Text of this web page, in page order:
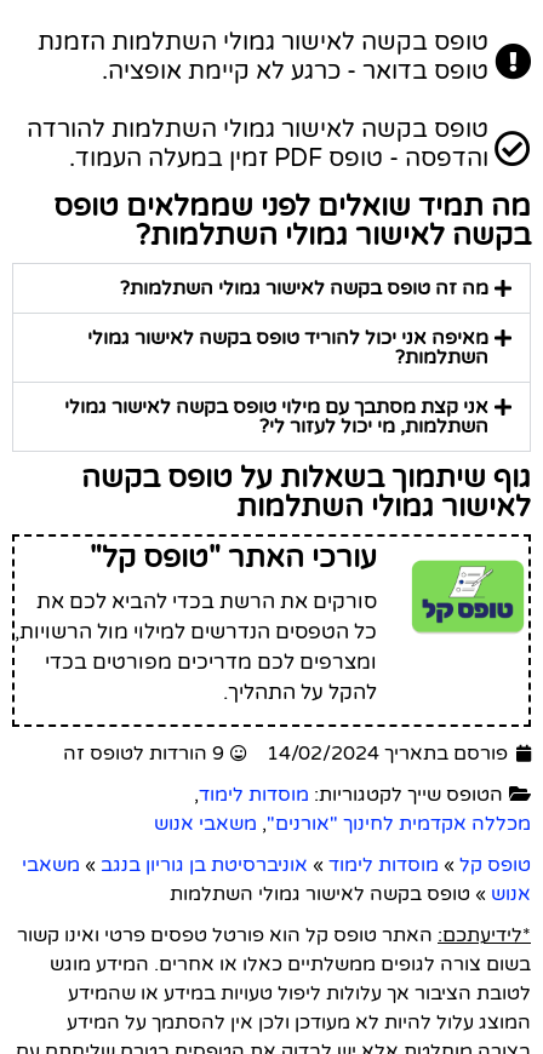
טופס בקשה לאישור גמולי השתלמות הזמנת
טופס בדואר - כרגע לא קיימת אופציה.
טופס בקשה לאישור גמולי השתלמות להורדה
והדפסה - טופס PDF זמין במעלה העמוד.
מה תמיד שואלים לפני שממלאים טופס
בקשה לאישור גמולי השתלמות?
מה זה טופס בקשה לאישור גמולי השתלמות?
מאיפה אני יכול להוריד טופס בקשה לאישור גמולי
השתלמות?
אני קצת מסתבך עם מילוי טופס בקשה לאישור גמולי
השתלמות, מי יכול לעזור לי?
גוף שיתמוך בשאלות על טופס בקשה
לאישור גמולי השתלמות
עורכי האתר "טופס קל"
סורקים את הרשת בכדי להביא לכם את
כל הטפסים הנדרשים למילוי מול הרשויות,
ומצרפים לכם מדריכים מפורטים בכדי
להקל על התהליך.
פורסם בתאריך 14/02/2024
9 הורדות לטופס זה
הטופס שייך לקטגוריות: מוסדות לימוד,
מכללה אקדמית לחינוך "אורנים", משאבי אנוש
טופס קל » מוסדות לימוד » אוניברסיטת בן גוריון בנגב » משאבי
אנוש » טופס בקשה לאישור גמולי השתלמות
*לידיעתכם: האתר טופס קל הוא פורטל טפסים פרטי ואינו קשור
בשום צורה לגופים ממשלתיים כאלו או אחרים. המידע מוגש
לטובת הציבור אך עלולות ליפול טעויות במידע או שהמידע
המוצג עלול להיות לא מעודכן ולכן אין להסתמך על המידע